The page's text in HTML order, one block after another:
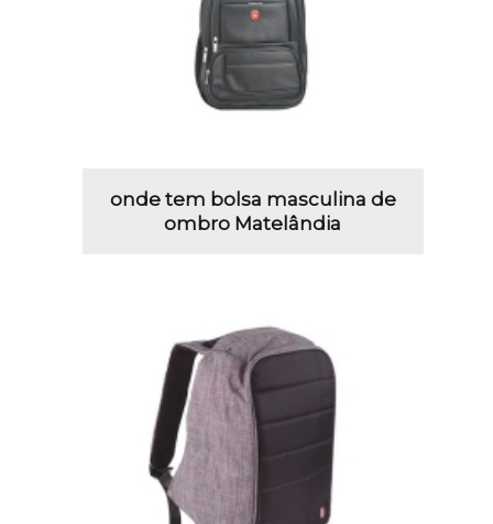
onde tem bolsa masculina de
ombro Matelândia